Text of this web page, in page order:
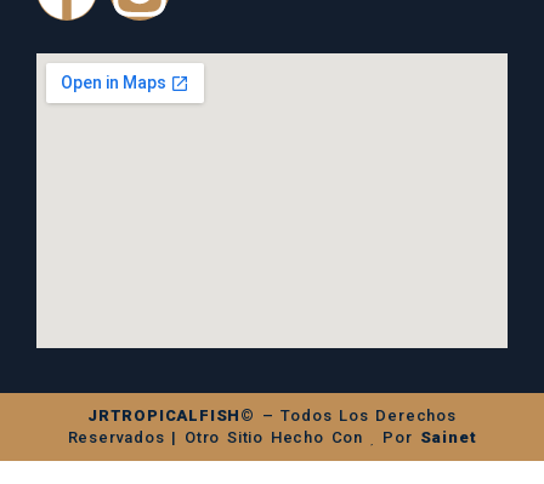
JRTROPICALFISH© – Todos Los Derechos
Reservados | Otro Sitio Hecho Con
Por Sainet